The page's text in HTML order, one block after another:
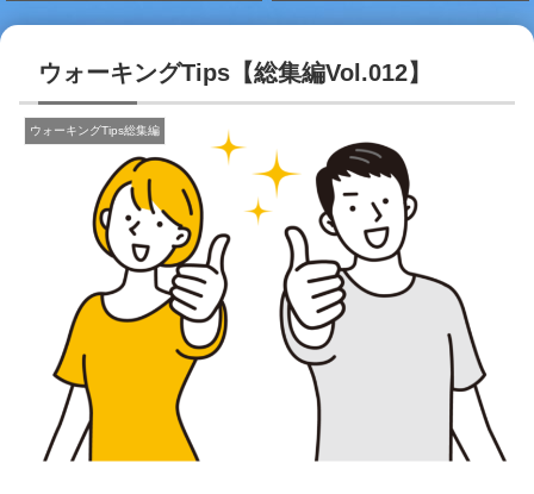
No.003
ウォーキングTips【総集編Vol.012】
ウォーキングTips総集編